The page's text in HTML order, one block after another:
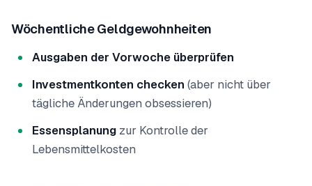
Wöchentliche Geldgewohnheiten
Ausgaben der Vorwoche überprüfen
Investmentkonten checken (aber nicht über
tägliche Änderungen obsessieren)
Essensplanung zur Kontrolle der
Lebensmittelkosten